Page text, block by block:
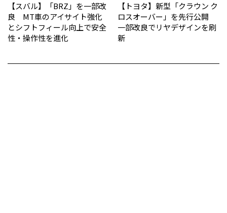
【スバル】「BRZ」を一部改
良 MT車のアイサイト強化
とシフトフィール向上で安全
性・操作性を進化
【トヨタ】新型「クラウン ク
ロスオーバー」を先行公開
一部改良でリヤデザインを刷
新